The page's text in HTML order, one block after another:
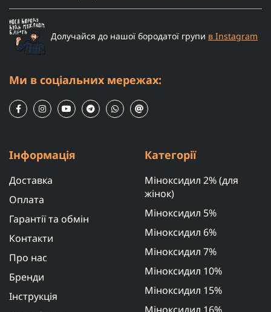
Долучайся до нашої бородатої групи в Instagram
Ми в соціальних мережах:
Інформація
Доставка
Оплата
Гарантії та обмін
Контакти
Про нас
Бренди
Інструкція
Категорії
Міноксидил 2% (для
жінок)
Міноксидил 5%
Міноксидил 6%
Міноксидил 7%
Міноксидил 10%
Міноксидил 15%